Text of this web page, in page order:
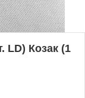
LD) Козак (1